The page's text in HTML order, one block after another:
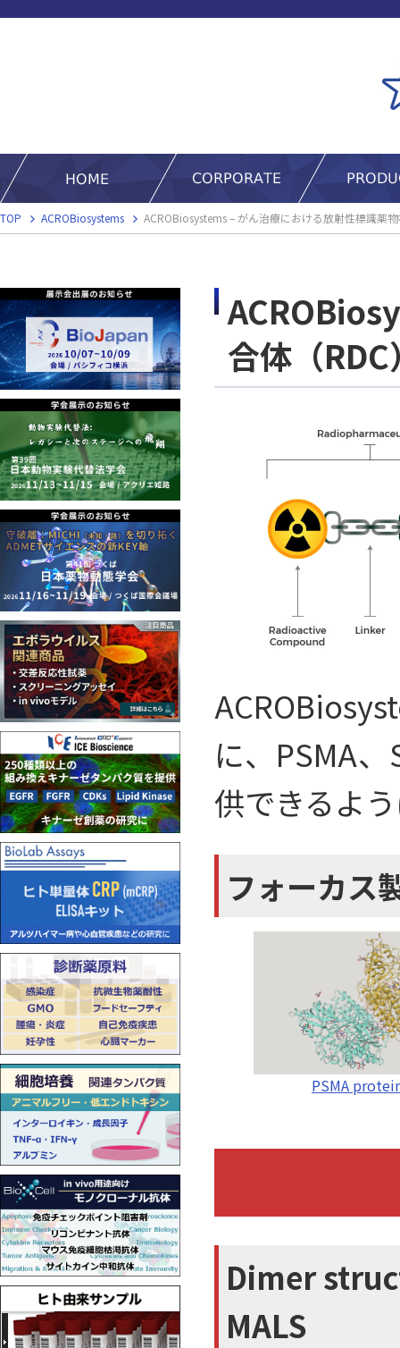
TOP ACROBiosystems ACROBiosystems – がん治療における放射性標識薬
合体（
に、PSMA
供できるよ
フォーカス
PSMA
Dimer
MALS